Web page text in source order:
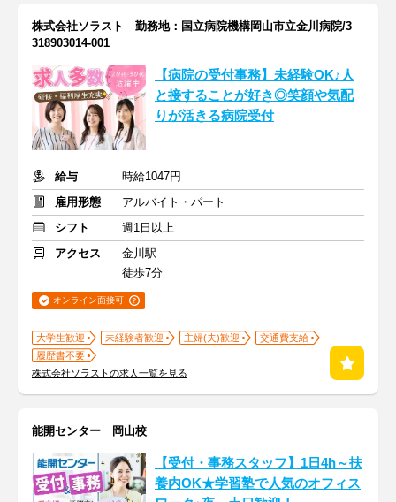
株式会社ソラスト 勤務地：国立病院機構岡山市立金川病院/3
318903014-001
【病院の受付事務】未経験OK♪人
と接することが好き◎笑顔や気配
りが活きる病院受付
給与
時給1047円
雇用形態
アルバイト・パート
シフト
週1日以上
アクセス
金川駅
徒歩7分
オンライン面接可
大学生歓迎 未経験者歓迎 主婦(夫)歓迎
交通費支給
履歴書不要
株式会社ソラストの求人一覧を見る
能開センター 岡山校
【受付・事務スタッフ】1日4h～扶
養内OK★学習塾で人気のオフィス